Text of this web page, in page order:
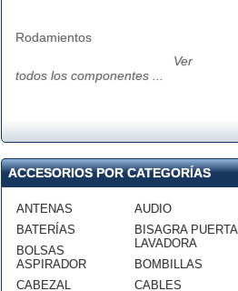
Rodamientos
Ver
todos los componentes ...
ACCESORIOS POR CATEGORÍAS
ANTENAS
BATERÍAS
BOLSAS
ASPIRADOR
CABEZAL
AUDIO
BISAGRA PUERTA
LAVADORA
BOMBILLAS
CABLES